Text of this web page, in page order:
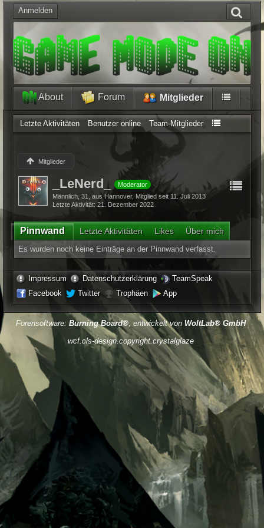
Anmelden
About Forum Mitglieder
Letzte Aktivitäten Benutzer online Team-Mitglieder
Mitglieder
_LeNerd_ Moderator
Männlich 31 aus Hannover Mitglied seit 11. Juli 2013
Letzte Aktivität 21. Dezember 2022
Pinnwand Letzte Aktivitäten Likes Über mich
Es wurden noch keine Einträge an der Pinnwand verfasst.
Impressum Datenschutzerklärung
TeamSpeak
Facebook
Twitter Trophäen App
Forensoftware: Burning Board®, entwickelt von WoltLab® GmbH
wcf.cls-design.copyright.crystalglaze